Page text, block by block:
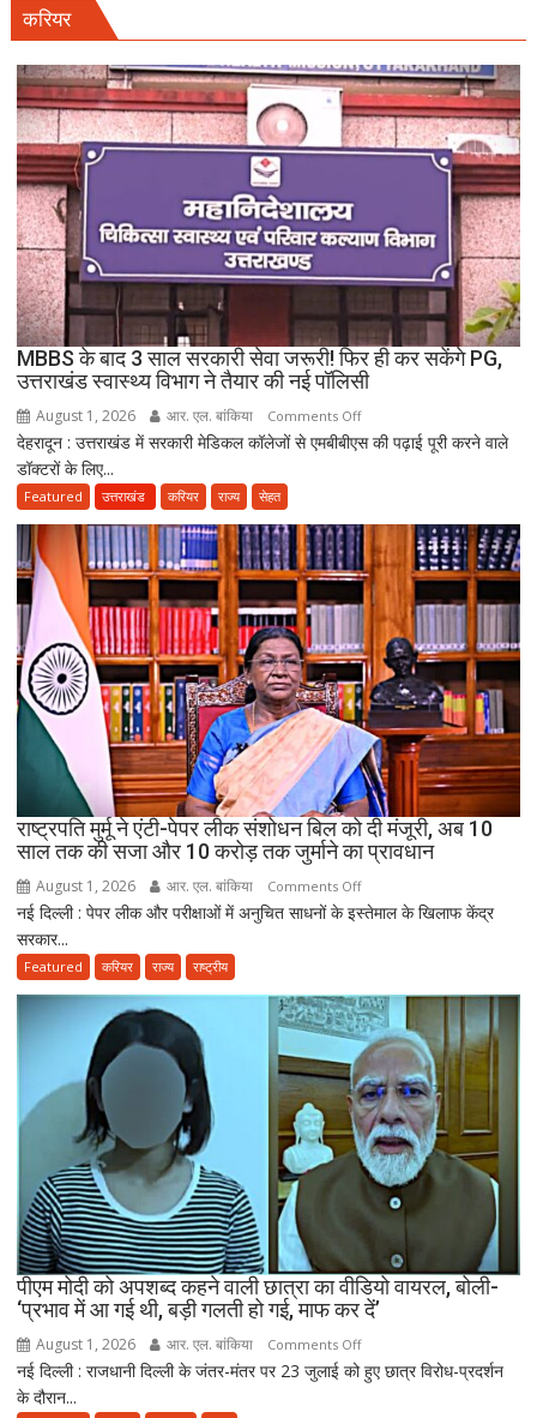
पटाखा
फैक्ट्री
में
बिखर
जिंदगियां,
दो
की
दर्दनाक
मौत,
दो
अब
भी
लापता
करियर
MBBS के बाद 3 साल सरकारी सेवा जरूरी! फिर ही कर सकेंगे PG,
उत्तराखंड स्वास्थ्य विभाग ने तैयार की नई पॉलिसी
August 1, 2026 आर. एल. बांकिया Comments Offon
MBBS
साल
सरकारी
सेवा
जरूरी!
फिर
ही
कर
सकेंगे
PG,
उत्तराखंड
स्वास्थ्य
विभाग
ने
तैयार
की
देहरादून : उत्तराखंड में सरकारी मेडिकल कॉलेजों से एमबीबीएस की पढ़ाई पूरी करने वाले
डॉक्टरों के लिए...
Featured उत्तराखंड करियर राज्य सेहत
राष्ट्रपति मुर्मू ने एंटी-पेपर लीक संशोधन बिल को दी मंजूरी, अब 10
साल तक की सजा और 10 करोड़ तक जुर्माने का प्रावधान
August 1, 2026 आर. एल. बांकिया Comments Offon
राष्ट्रपति
पेपर
लीक
संशोधन
बिल
को
दी
मंजूरी,
अब
10
तक
की
10
नई दिल्ली : पेपर लीक और परीक्षाओं में अनुचित साधनों के इस्तेमाल के खिलाफ केंद्र
सरकार...
Featured करियर राज्य राष्ट्रीय
पीएम मोदी को अपशब्द कहने वाली छात्रा का वीडियो वायरल, बोली-
‘प्रभाव में आ गई थी, बड़ी गलती हो गई, माफ कर दें’
August 1, 2026 आर. एल. बांकिया Comments Offon
पीएम
नई दिल्ली : राजधानी दिल्ली के जंतर-मंतर पर 23 जुलाई को हुए छात्र विरोध-प्रदर्शन
के दौरान...